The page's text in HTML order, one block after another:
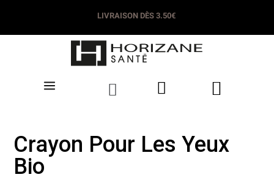
LIVRAISON DÈS 3.50€
Crayon Pour Les Yeux
Bio